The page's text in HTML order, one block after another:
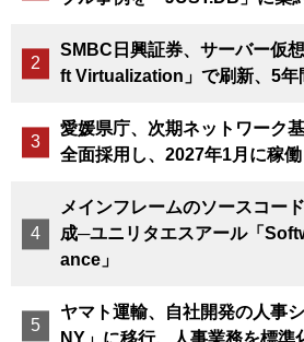
SMBC日興証券、サーバー仮
ft Virtualization」で刷新、5年
愛媛県庁、次期ネットワーク
全面採用し、2027年1月に稼働
メインフレームのソースコー
成─ユニリタエスアール「
ance」
ヤマト運輸、自社開発の人事